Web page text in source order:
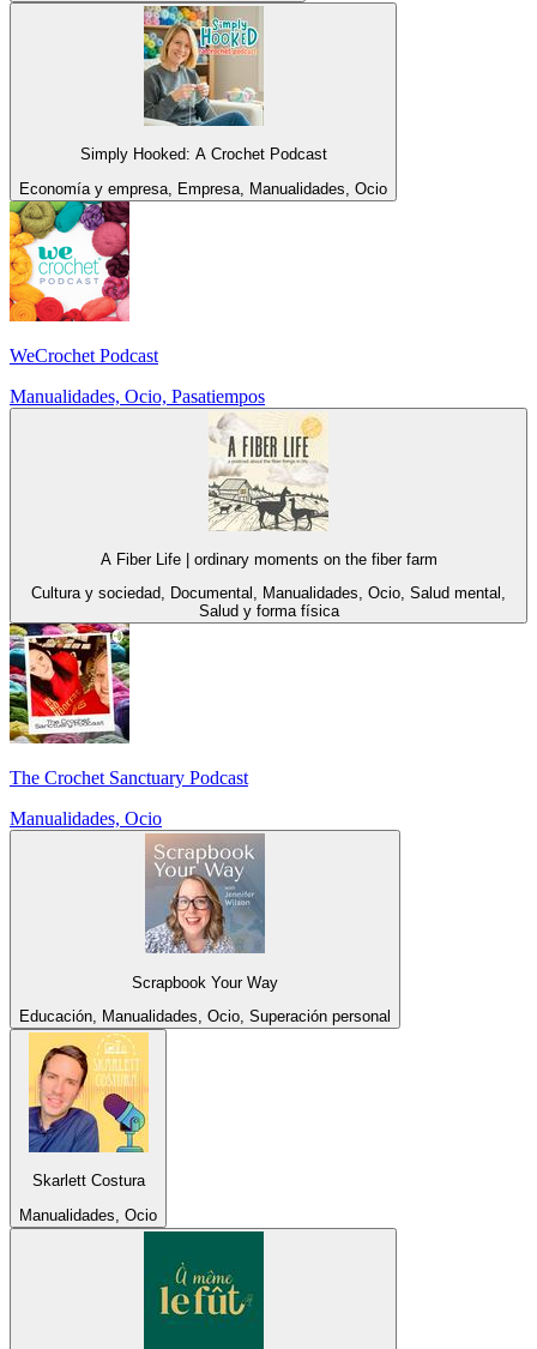
Simply Hooked: A Crochet Podcast
Economía y empresa, Empresa, Manualidades, Ocio
WeCrochet Podcast
Manualidades, Ocio, Pasatiempos
A Fiber Life | ordinary moments on the fiber farm
Cultura y sociedad, Documental, Manualidades, Ocio, Salud mental,
Salud y forma física
The Crochet Sanctuary Podcast
Manualidades, Ocio
Scrapbook Your Way
Educación, Manualidades, Ocio, Superación personal
Skarlett Costura
Manualidades, Ocio